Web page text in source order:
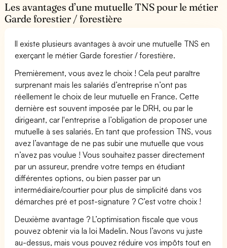
Les avantages d’une mutuelle TNS pour le métier
Garde forestier / forestière
Il existe plusieurs avantages à avoir une mutuelle TNS en
exerçant le métier Garde forestier / forestière.
Premièrement, vous avez le choix ! Cela peut paraître
surprenant mais les salariés d’entreprise n’ont pas
réellement le choix de leur mutuelle en France. Cette
dernière est souvent imposée par le DRH, ou par le
dirigeant, car l'entreprise a l’obligation de proposer une
mutuelle à ses salariés. En tant que profession TNS, vous
avez l’avantage de ne pas subir une mutuelle que vous
n’avez pas voulue ! Vous souhaitez passer directement
par un assureur, prendre votre temps en étudiant
différentes options, ou bien passer par un
intermédiaire/courtier pour plus de simplicité dans vos
démarches pré et post-signature ? C’est votre choix !
Deuxième avantage ? L’optimisation fiscale que vous
pouvez obtenir via la loi Madelin. Nous l’avons vu juste
au-dessus, mais vous pouvez réduire vos impôts tout en